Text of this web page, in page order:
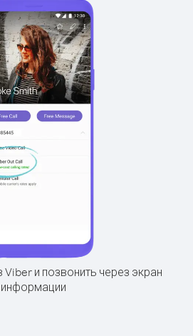
Viber и позвонить через экран
информации